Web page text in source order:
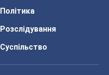
Політика
Розслідування
Суспільство